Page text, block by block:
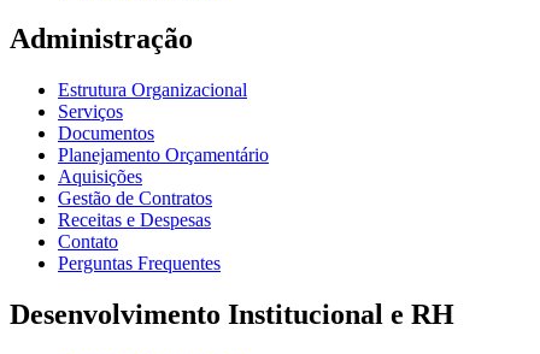
Administração
Estrutura Organizacional
Serviços
Documentos
Planejamento Orçamentário
Aquisições
Gestão de Contratos
Receitas e Despesas
Contato
Perguntas Frequentes
Desenvolvimento Institucional e RH